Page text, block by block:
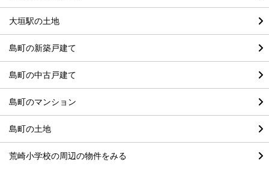
大垣駅の土地
島町の新築戸建て
島町の中古戸建て
島町のマンション
島町の土地
荒崎小学校の周辺の物件をみる